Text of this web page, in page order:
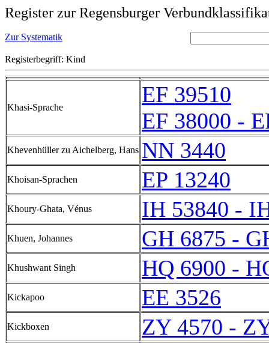
Register zur Regensburger
Zur Systematik
Registerbegriff: Kind
Khasi-Sprache
EF 39510
EF 38000 -
Khevenhüller zu Aichelberg, Hans NN 3440
Khoisan-Sprachen EP 13240
Khoury-Ghata, Vénus IH 53840 -
Khuen, Johannes GH 6875 -
Khushwant Singh HQ 6900 -
Kickapoo EE 3526
Kickboxen ZY 4570 -